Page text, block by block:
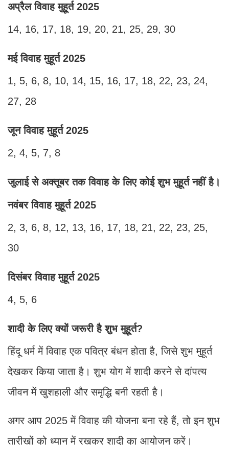
अप्रैल विवाह मुहूर्त 2025
14, 16, 17, 18, 19, 20, 21, 25, 29, 30
मई विवाह मुहूर्त 2025
1, 5, 6, 8, 10, 14, 15, 16, 17, 18, 22, 23, 24,
27, 28
जून विवाह मुहूर्त 2025
2, 4, 5, 7, 8
जुलाई से अक्तूबर तक विवाह के लिए कोई शुभ मुहूर्त नहीं है।
नवंबर विवाह मुहूर्त 2025
2, 3, 6, 8, 12, 13, 16, 17, 18, 21, 22, 23, 25,
30
दिसंबर विवाह मुहूर्त 2025
4, 5, 6
शादी के लिए क्यों जरूरी है शुभ मुहूर्त?
हिंदू धर्म में विवाह एक पवित्र बंधन होता है, जिसे शुभ मुहूर्त
देखकर किया जाता है। शुभ योग में शादी करने से दांपत्य
जीवन में खुशहाली और समृद्धि बनी रहती है।
अगर आप 2025 में विवाह की योजना बना रहे हैं, तो इन शुभ
तारीखों को ध्यान में रखकर शादी का आयोजन करें।